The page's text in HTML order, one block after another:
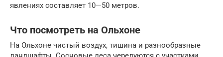
явлениях составляет 10—50 метров.
Что посмотреть на Ольхоне
На Ольхоне чистый воздух, тишина и разнообразные